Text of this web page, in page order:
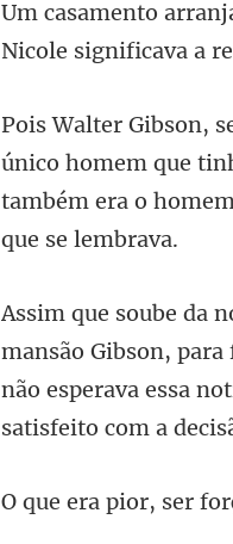
Nicole sig
o homem que
também e
para
não esperava essa